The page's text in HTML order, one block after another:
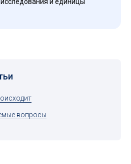
вопросы